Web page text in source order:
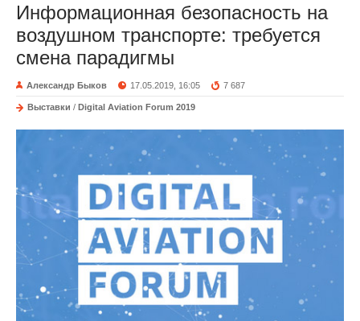
Информационная безопасность на
воздушном транспорте: требуется
смена парадигмы
Александр Быков 17.05.2019, 16:05 7 687
Выставки / Digital Aviation Forum 2019